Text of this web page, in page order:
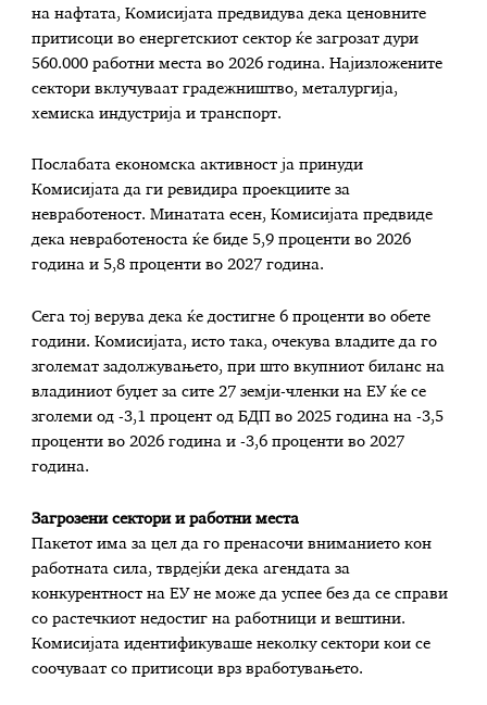
на нафтата, Комисијата предвидува дека ценовните
притисоци во енергетскиот сектор ќе загрозат дури
560.000 работни места во 2026 година. Најизложените
сектори вклучуваат градежништво, металургија,
хемиска индустрија и транспорт.
Послабата економска активност ја принуди
Комисијата да ги ревидира проекциите за
невработеност. Минатата есен, Комисијата предвиде
дека невработеноста ќе биде 5,9 проценти во 2026
година и 5,8 проценти во 2027 година.
Сега тој верува дека ќе достигне 6 проценти во обете
години. Комисијата, исто така, очекува владите да го
зголемат задолжувањето, при што вкупниот биланс на
владиниот буџет за сите 27 земји-членки на ЕУ ќе се
зголеми од -3,1 процент од БДП во 2025 година на -3,5
проценти во 2026 година и -3,6 проценти во 2027
година.
Загрозени сектори и работни места
Пакетот има за цел да го пренасочи вниманието кон
работната сила, тврдејќи дека агендата за
конкурентност на ЕУ не може да успее без да се справи
со растечкиот недостиг на работници и вештини.
Комисијата идентификуваше неколку сектори кои се
соочуваат со притисоци врз вработувањето.